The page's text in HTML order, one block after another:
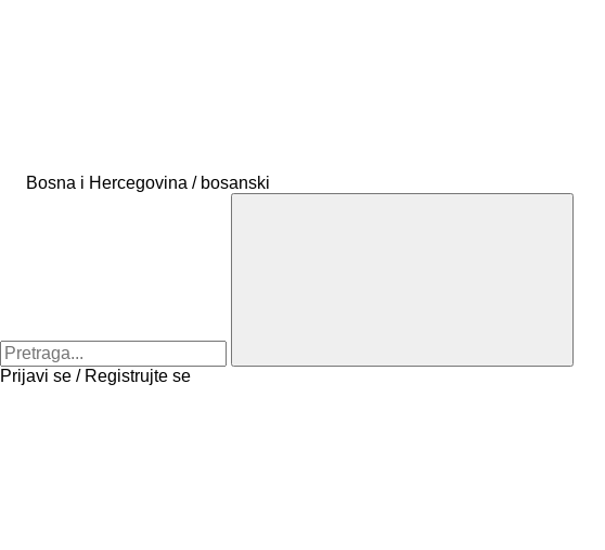
Bosna i Hercegovina / bosanski
Prijavi se / Registrujte se